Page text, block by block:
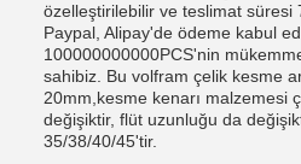
özelleştirilebilir ve teslimat süresi
Paypal, Alipay'de ödeme kabul
100000000000PCS'nin
sahibiz. Bu volfram çelik kesme
20mm,kesme kenarı malzemesi
değişiktir, flüt uzunluğu da
35/38/40/45'tir.